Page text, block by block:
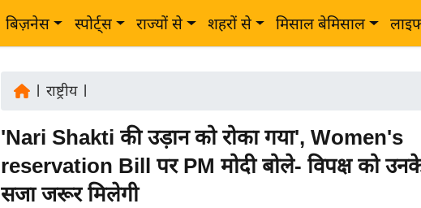
बिज़नेस स्पोर्ट्स राज्यों से शहरों से मिसाल बेमिसाल
राष्ट्रीय|
'Nari Shakti की उड़ान को रोका गया', Women's
reservation Bill पर PM मोदी बोले- विपक्ष को
सजा जरूर मिलेगी